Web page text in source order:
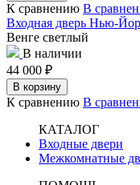
К сравнению В
Входная дверь Нью-
Венге светлый
В наличии
44 000 ₽
В корзину
К сравнению В
КАТАЛОГ
Входные двери
Межкомнатные